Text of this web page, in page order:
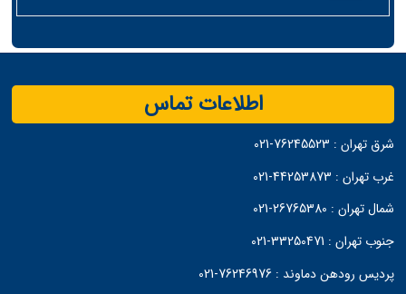
اطلاعات تماس
شرق تهران : 76245523-021
غرب تهران : 44253873-021
شمال تهران :
جنوب تهران : 33250471-021
پردیس رودهن دماوند :76246976-021